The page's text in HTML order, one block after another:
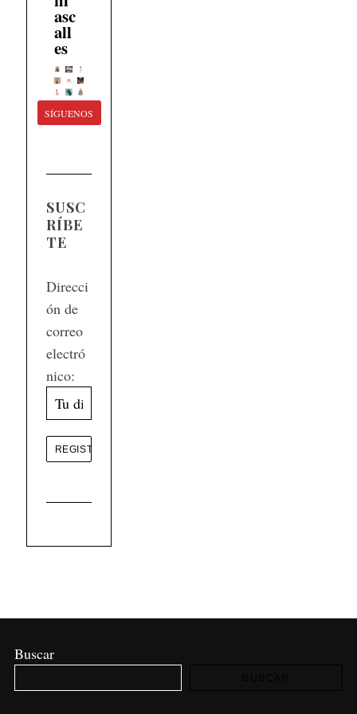
asc
all
es
SÍGUENOS
SUSC
RÍBE
TE
Direcci
ón de
correo
electró
nico:
Buscar